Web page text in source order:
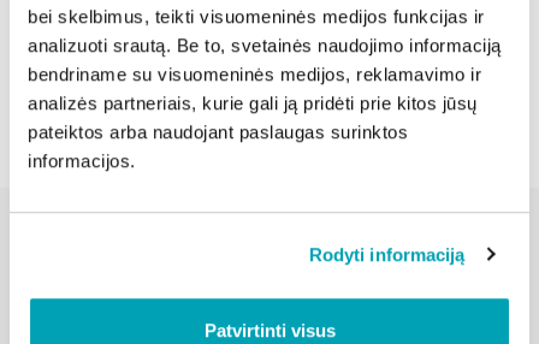
bei skelbimus, teikti visuomeninės medijos funkcijas ir
analizuoti srautą. Be to, svetainės naudojimo informaciją
bendriname su visuomeninės medijos, reklamavimo ir
analizės partneriais, kurie gali ją pridėti prie kitos jūsų
pateiktos arba naudojant paslaugas surinktos
informacijos.
Rodyti informaciją
Patvirtinti visus
Atgal
Susijusios naujienos